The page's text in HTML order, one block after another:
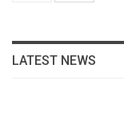
LATEST NEWS